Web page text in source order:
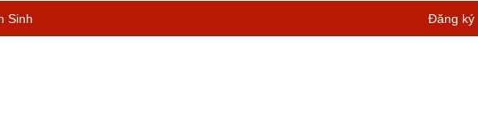
Sinh Đăng ký